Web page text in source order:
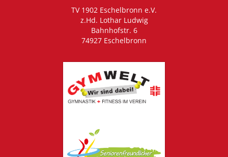
TV 1902 Eschelbronn e.V.
z.Hd. Lothar Ludwig
Bahnhofstr. 6
74927 Eschelbronn